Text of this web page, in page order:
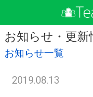
お知らせ・更新
お知らせ一覧
2019.08.13